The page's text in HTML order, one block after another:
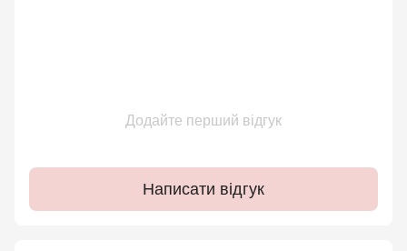
Додайте перший відгук
Написати відгук